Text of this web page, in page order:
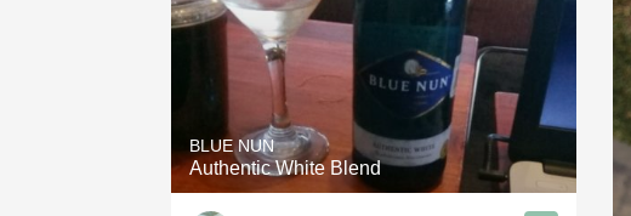
BLUE NUN
Authentic White Blend